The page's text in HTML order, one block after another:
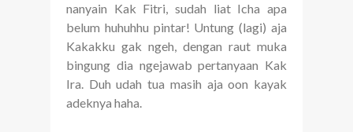
nanyain Kak Fitri, sudah liat Icha apa
belum huhuhhu pintar! Untung (lagi) aja
Kakakku gak ngeh, dengan raut muka
bingung dia ngejawab pertanyaan Kak
Ira. Duh udah tua masih aja oon kayak
adeknya haha.